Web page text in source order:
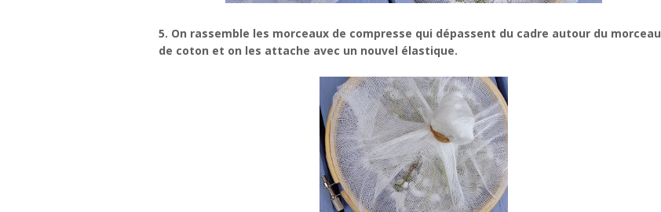
5. On rassemble les morceaux de compresse qui dépassent du cadre autour du morceau
de coton et on les attache avec un nouvel élastique.